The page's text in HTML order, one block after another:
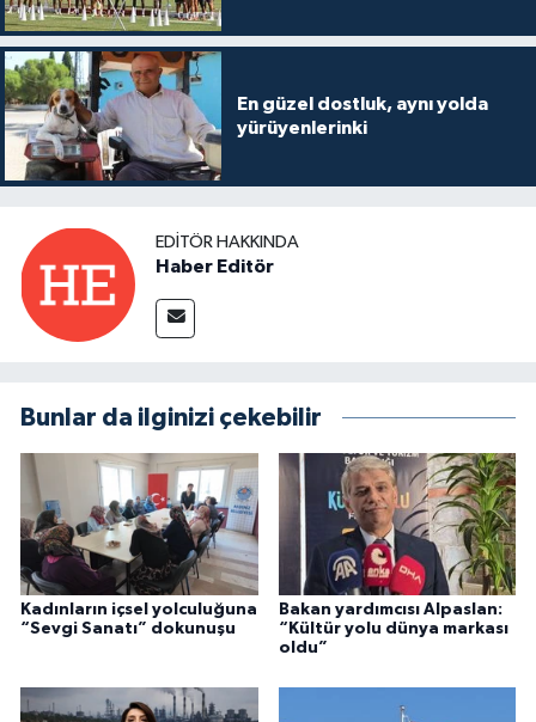
En güzel dostluk, aynı yolda
yürüyenlerinki
EDITÖR HAKKINDA
Haber Editör
Bunlar da ilginizi çekebilir
Kadınların içsel yolculuğuna
“Sevgi Sanatı” dokunuşu
Bakan yardımcısı Alpaslan:
“Kültür yolu dünya markası
oldu”